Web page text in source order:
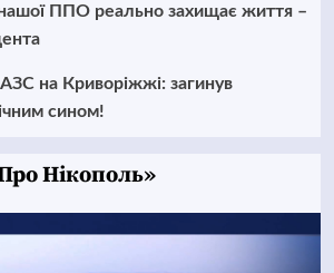
ППО реально захищає життя –
на Криворіжжі: загинув
сином!
Нікополь»